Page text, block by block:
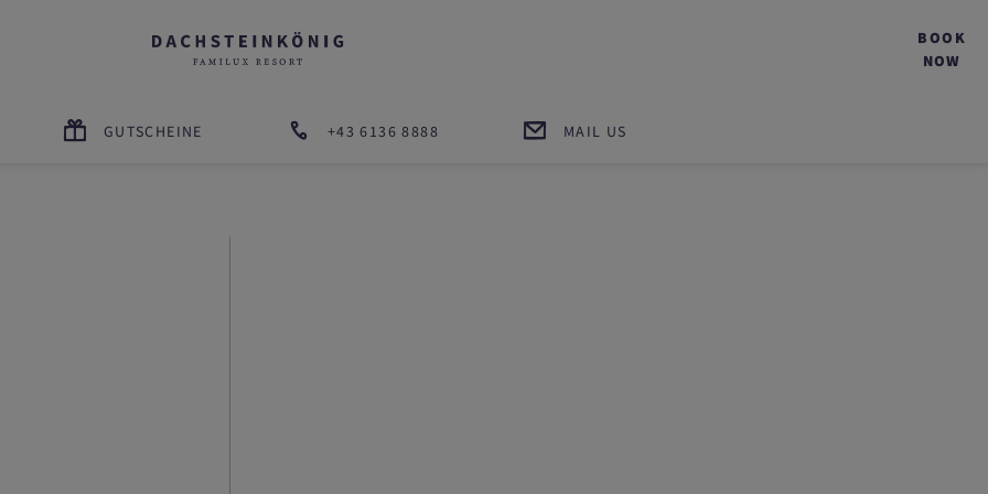
BOOK
NOW
GUTSCHEINE +43 6136 8888 MAIL US